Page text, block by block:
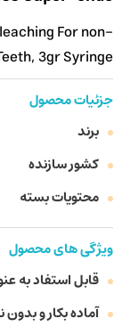
For non-
3gr Syringe
جزئیات محصول
برند
کشور سازنده
محتویات بسته
ویژگی های محصول
قابل استفاد به
آماده بکار و